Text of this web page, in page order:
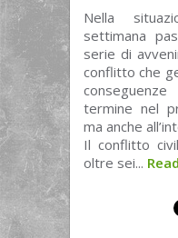
Nella
settimana
serie di
conflitto che
termine nel
ma anche
Il conflitto
oltre sei...